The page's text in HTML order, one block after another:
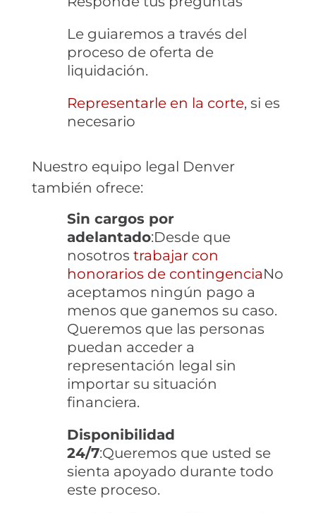
Le guiaremos a través del
proceso de oferta de
liquidación.
Representarle en la corte, si es
necesario
Nuestro equipo legal Denver
también ofrece:
Sin cargos por
adelantado:Desde que
nosotros trabajar con
honorarios de contingenciaNo
aceptamos ningún pago a
menos que ganemos su caso.
Queremos que las personas
puedan acceder a
representación legal sin
importar su situación
financiera.
Disponibilidad
24/7:Queremos que usted se
sienta apoyado durante todo
este proceso.